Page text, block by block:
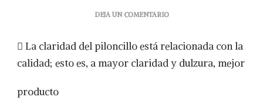
DEJA UN COMENTARIOEN
VIDA
CON
EL
 La claridad del piloncillo está relacionada con la
calidad; esto es, a mayor claridad y dulzura, mejor
producto